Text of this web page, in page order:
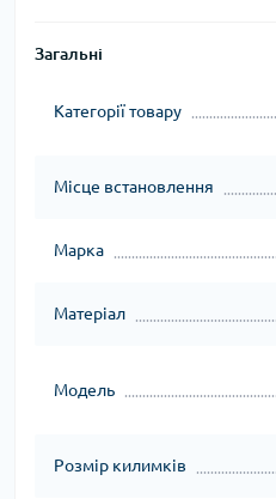
Загальні
Категорії товару
Місце встановлення
Марка
Матеріал
Модель
Розмір килимків